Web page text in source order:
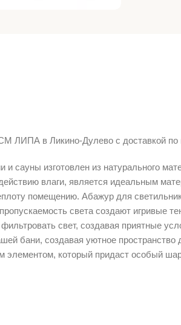
в Ликино-Дулево с доставкой по
сауны изготовлен из натурального
влаги, является идеальным
помещению. Абажур для
света создают игривые
свет, создавая приятные
бани, создавая уютное
элементом, который придаст особый